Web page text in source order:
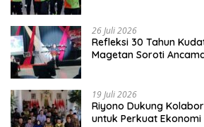
26 Juli 2026
Refleksi 30 Tahun
Magetan Soroti
19 Juli 2026
Riyono Dukung
untuk Perkuat